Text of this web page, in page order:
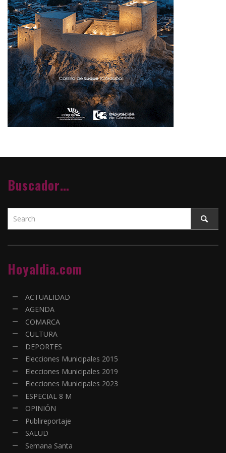
Buscador…
Hoyaldia.com
ACTUALIDAD
AGENDA
COMARCA
CULTURA
DEPORTES
Elecciones Municipales 2015
Elecciones Municipales 2019
Elecciones Municipales 2023
ESPECIAL 8 M
OPINIÓN
Publireportaje
SALUD
Semana Santa